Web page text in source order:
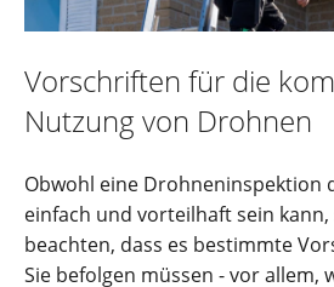
Vorschriften für die
Nutzung von Drohnen
Obwohl eine Drohneninspektion
einfach und vorteilhaft sein kann,
beachten, dass es bestimmte
Sie befolgen müssen - vor allem,